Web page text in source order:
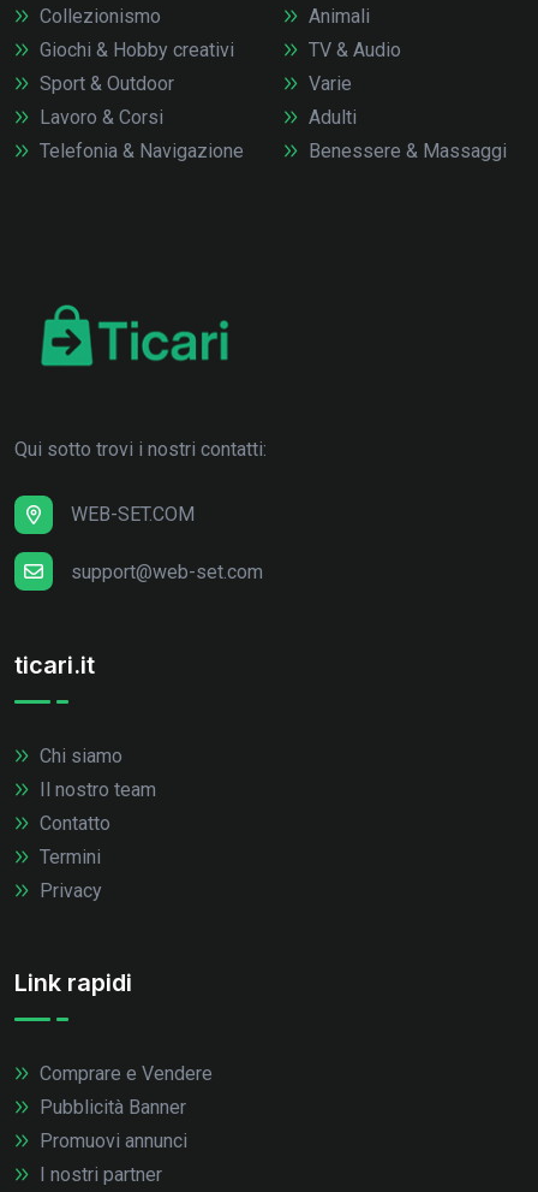
Collezionismo
Giochi & Hobby creativi
Sport & Outdoor
Lavoro & Corsi
Telefonia & Navigazione
Animali
TV & Audio
Varie
Adulti
Benessere & Massaggi
Qui sotto trovi i nostri contatti:
WEB-SET.COM
support@web-set.com
ticari.it
Chi siamo
Il nostro team
Contatto
Termini
Privacy
Link rapidi
Comprare e Vendere
Pubblicità Banner
Promuovi annunci
I nostri partner